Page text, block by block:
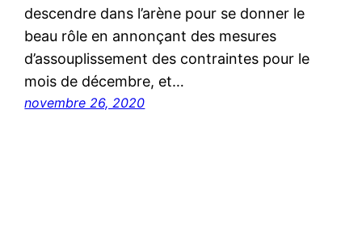
descendre dans l’arène pour se donner le
beau rôle en annonçant des mesures
d’assouplissement des contraintes pour le
mois de décembre, et…
novembre 26, 2020